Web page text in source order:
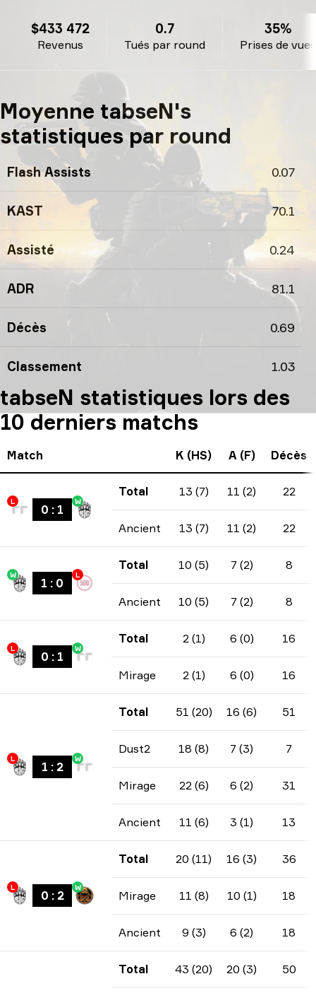
Revenus
$433 472
Tués par round
0.7
Prises de vues
35%
Moyenne tabseN's
statistiques par round
Flash Assists 0.07
KAST 70.1
Assisté 0.24
ADR 81.1
Décès 0.69
Classement 1.03
tabseN statistiques lors des
10 derniers matchs
Match K (HS) A (F) Décès
L
0 : 1
W
Total 13 (7) 11 (2) 22
Ancient 13 (7) 11 (2) 22
W
1 : 0
L
Total 10 (5) 7 (2) 8
Ancient 10 (5) 7 (2) 8
L
0 : 1
W
Total 2 (1) 6 (0) 16
Mirage 2 (1) 6 (0) 16
L
1 : 2
W
Total 51 (20) 16 (6) 51
Dust2 18 (8) 7 (3) 7
Mirage 22 (6) 6 (2) 31
Ancient 11 (6) 3 (1) 13
L
0 : 2
W
Total 20 (11) 16 (3) 36
Mirage 11 (8) 10 (1) 18
Ancient 9 (3) 6 (2) 18
Total 43 (20) 20 (3) 50